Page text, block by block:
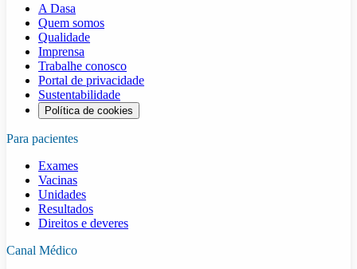
A Dasa
Quem somos
Qualidade
Imprensa
Trabalhe conosco
Portal de privacidade
Sustentabilidade
Política de cookies
Para pacientes
Exames
Vacinas
Unidades
Resultados
Direitos e deveres
Canal Médico